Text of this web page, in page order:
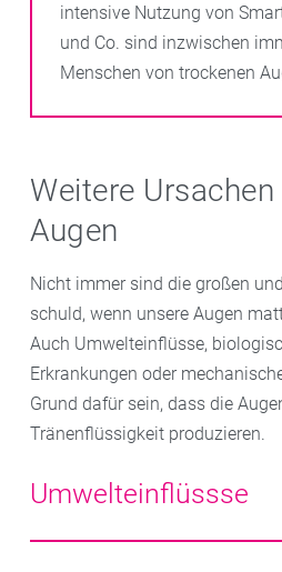
intensive Nutzung von
und Co. sind inzwischen
Menschen von trockenen
Weitere
Augen
Nicht immer sind die großen
schuld, wenn unsere Augen
Auch Umwelteinflüsse,
Erkrankungen oder
Grund dafür sein, dass die
Tränenflüssigkeit produzieren.
Umwelteinflüssse
Trockene Heizungsluft, Zugluft,